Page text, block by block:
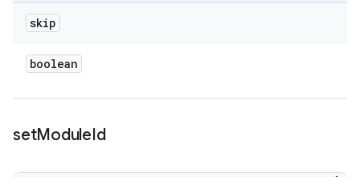
skip
boolean
setModuleId